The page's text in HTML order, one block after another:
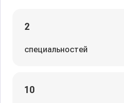
2
специальностей
10